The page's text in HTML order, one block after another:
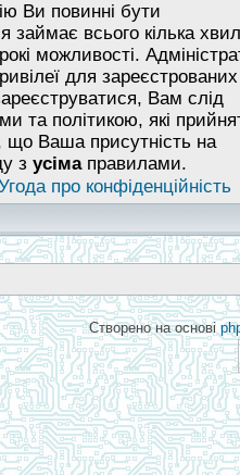
Ви повинні бути
займає всього кілька
можливості.
для зареєстрованих
Вам слід
та політикою, які
що Ваша присутність на
з усімаправилами.
про конфіденційність
Створено на основі